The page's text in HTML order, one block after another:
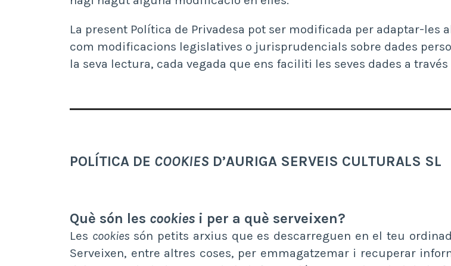
La present Política de Privadesa pot ser modificada per adaptar-les
com modificacions legislatives o jurisprudencials sobre dades
la seva lectura, cada vegada que ens faciliti les seves dades a través
POLÍTICA DE COOKIES D’AURIGA SERVEIS CULTURALS SL
Què són les cookies i per a què serveixen?
Les cookies són petits arxius que es descarreguen en el teu
Serveixen, entre altres coses, per emmagatzemar i recuperar